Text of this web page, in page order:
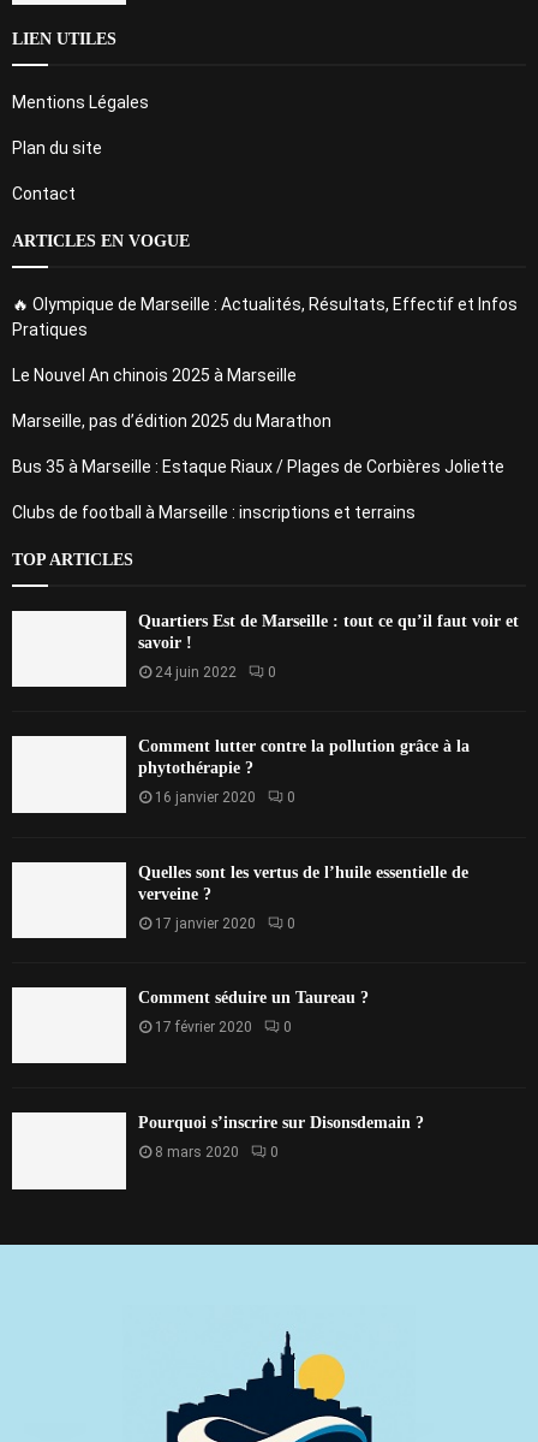
LIEN UTILES
Mentions Légales
Plan du site
Contact
ARTICLES EN VOGUE
🔥 Olympique de Marseille : Actualités, Résultats, Effectif et Infos
Pratiques
Le Nouvel An chinois 2025 à Marseille
Marseille, pas d’édition 2025 du Marathon
Bus 35 à Marseille : Estaque Riaux / Plages de Corbières Joliette
Clubs de football à Marseille : inscriptions et terrains
TOP ARTICLES
Quartiers Est de Marseille : tout ce qu’il faut voir et
savoir !
24 juin 2022 0
Comment lutter contre la pollution grâce à la
phytothérapie ?
16 janvier 2020 0
Quelles sont les vertus de l’huile essentielle de
verveine ?
17 janvier 2020 0
Comment séduire un Taureau ?
17 février 2020 0
Pourquoi s’inscrire sur Disonsdemain ?
8 mars 2020 0